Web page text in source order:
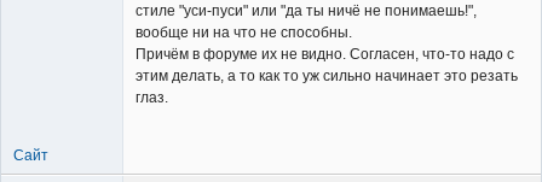
стиле "уси-пуси" или "да ты ничё не понимаешь!",
вообще ни на что не способны.
Причём в форуме их не видно. Согласен, что-то надо с
этим делать, а то как то уж сильно начинает это резать
глаз.
Сайт